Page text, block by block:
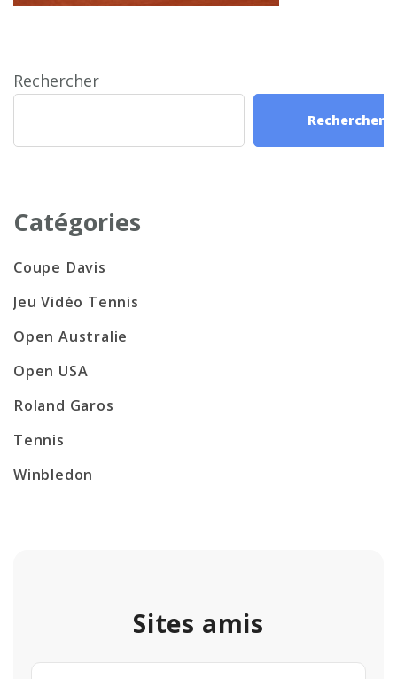
Rechercher
Rechercher
Catégories
Coupe Davis
Jeu Vidéo Tennis
Open Australie
Open USA
Roland Garos
Tennis
Winbledon
Sites amis